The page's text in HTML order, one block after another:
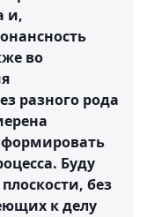
и,
во
разного рода
Буду
без
к делу